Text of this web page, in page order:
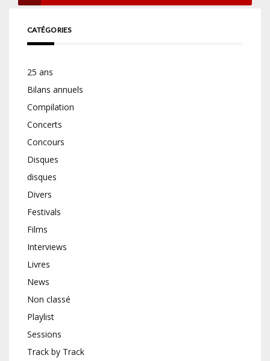
CATÉGORIES
25 ans
Bilans annuels
Compilation
Concerts
Concours
Disques
disques
Divers
Festivals
Films
Interviews
Livres
News
Non classé
Playlist
Sessions
Track by Track